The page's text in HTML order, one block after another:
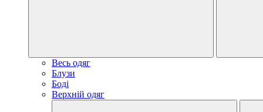
Весь одяг
Блузи
Боді
Верхній одяг